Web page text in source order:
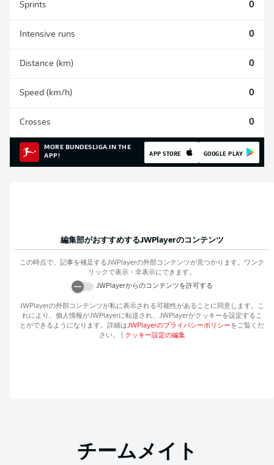
Sprints 0
Intensive runs 0
Distance (km) 0
Speed (km/h) 0
Crosses 0
MORE BUNDESLIGA IN THE
APP!
APP STORE GOOGLE PLAY
編集部がおすすめするJWPlayerのコンテンツ
この時点で、記事を補足するJWPlayerの外部コンテンツが見つかります。ワンク
リックで表示・非表示にできます。
JWPlayerからのコンテンツを許可する
JWPlayerの外部コンテンツが私に表示される可能性があることに同意します。こ
れにより、個人情報がJWPlayerに転送され、 JWPlayerがクッキーを設定するこ
とができるようになります。詳細はJWPlayerのプライバシーポリシーをご覧くだ
さい。
クッキー設定の編集
チームメイト